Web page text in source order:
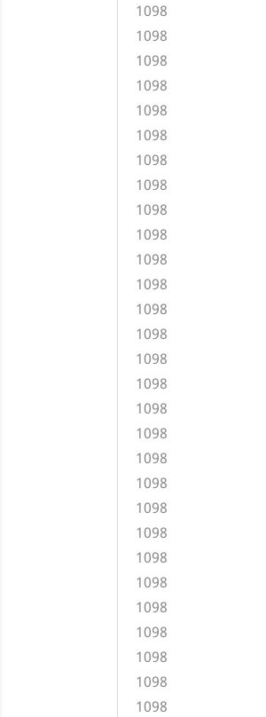
1098
1098
1098
1098
1098
1098
1098
1098
1098
1098
1098
1098
1098
1098
1098
1098
1098
1098
1098
1098
1098
1098
1098
1098
1098
1098
1098
1098
1098